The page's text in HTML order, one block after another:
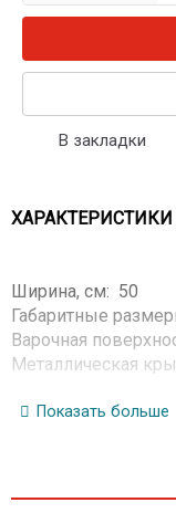
В закладки
ХАРАКТЕРИСТИКИ
Ширина, см: 50
Габаритные
Варочная
Металлическая
Электророзжиг
Показать больше